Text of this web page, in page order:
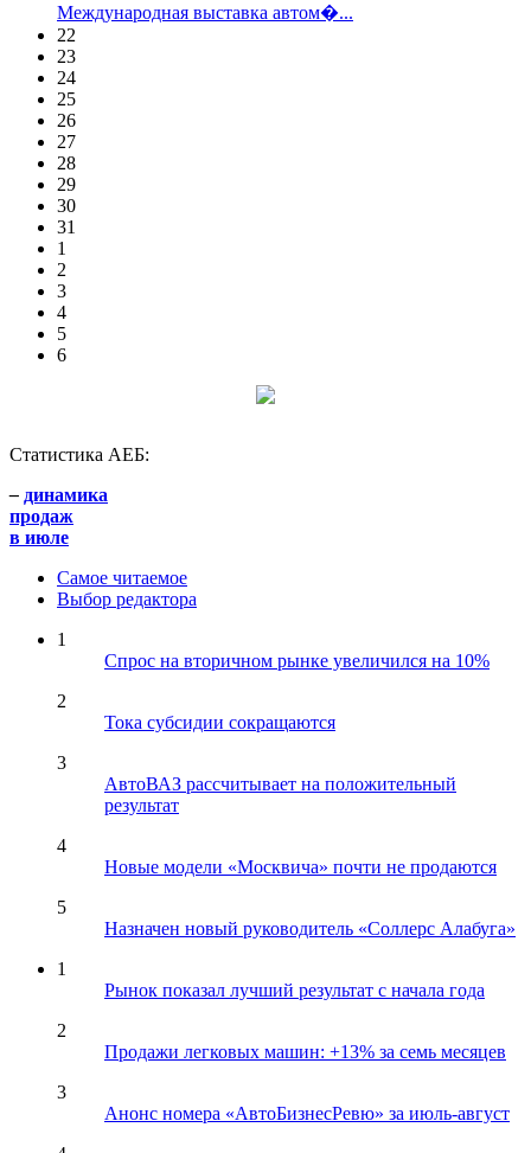
Международная выставка автом�...
22
23
24
25
26
27
28
29
30
31
1
2
3
4
5
6
Статистика АЕБ:
– динамика
продаж
в июле
Самое читаемое
Выбор редактора
1
Спрос на вторичном рынке увеличился на 10%
2
Тока субсидии сокращаются
3
АвтоВАЗ рассчитывает на положительный
результат
4
Новые модели «Москвича» почти не продаются
5
Назначен новый руководитель «Соллерс Алабуга»
1
Рынок показал лучший результат с начала года
2
Продажи легковых машин: +13% за семь месяцев
3
Анонс номера «АвтоБизнесРевю» за июль-август